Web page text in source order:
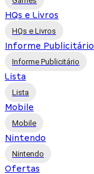
HQs e Livros
HQs e Livros
Informe Publicitário
Informe Publicitário
Lista
Lista
Mobile
Mobile
Nintendo
Nintendo
Ofertas